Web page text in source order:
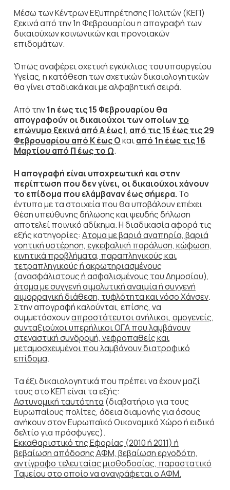
Μέσω των Κέντρων Εξυπηρέτησης Πολιτών (ΚΕΠ)
ξεκινά από την 1η Φεβρουαρίου η απογραφή των
δικαιούχων κοινωνικών και προνοιακών
επιδομάτων.
Όπως αναφέρει σχετική εγκύκλιος του υπουργείου
Υγείας, η κατάθεση των σχετικών δικαιολογητικών
θα γίνει σταδιακά και με αλφαβητική σειρά.
Από την1η έως τις 15 Φεβρουαρίου θα
απογραφούν οι δικαιούχοι των οποίωντο
επώνυμο ξεκινά από Α έως Ι, από τις15 έως τις 29
Φεβρουαρίου από Κ έως Οκαιαπό 1η έως τις 16
Μαρτίου από Π έως το Ω.
Η απογραφή είναι υποχρεωτική και στην
περίπτωση που δεν γίνει, οι δικαιούχοι χάνουν
το επίδομα που ελάμβαναν έως σήμερα. Το
έντυπο με τα στοιχεία που θα υποβάλουν επέχει
θέση υπεύθυνης δήλωσης και ψευδής δήλωση
αποτελεί ποινικό αδίκημα. Η διαδικασία αφορά τις
εξής κατηγορίες: Ατομα με βαριά αναπηρία, βαριά
νοητική υστέρηση, εγκεφαλική παράλυση, κώφωση,
κινητικά προβλήματα, παραπληγικούς και
τετραπληγικούς ή ακρωτηριασμένους
(ανασφάλιστους ή ασφαλισμένους του Δημοσίου),
άτομα με συγγενή αιμολυτική αναιμία ή συγγενή
αιμορραγική διάθεση, τυφλότητα και νόσο Χάνσεν.
Στην απογραφή καλούνται, επίσης, να
συμμετάσχουναπροστάτευτοι ανήλικοι, ομογενείς,
συνταξιούχοι υπερήλικοι ΟΓΑ που λαμβάνουν
στεγαστική συνδρομή, νεφροπαθείς και
μεταμοσχευμένοι που λαμβάνουν διατροφικό
επίδομα.
Τα έξι δικαιολογητικά που πρέπει να έχουν μαζί
τους στο ΚΕΠ είναι τα εξής:
Αστυνομική ταυτότητα (διαβατήριο για τους
Ευρωπαίους πολίτες, άδεια διαμονής για όσους
ανήκουν στον Ευρωπαϊκό Οικονομικό Χώρο ή ειδικό
δελτίο για πρόσφυγες).
Εκκαθαριστικό της Εφορίας (2010 ή 2011) ή
βεβαίωση απόδοσης ΑΦΜ, βεβαίωση εργοδότη,
αντίγραφο τελευταίας μισθοδοσίας, παραστατικό
Ταμείου στο οποίο να αναγράφεται ο ΑΦΜ.